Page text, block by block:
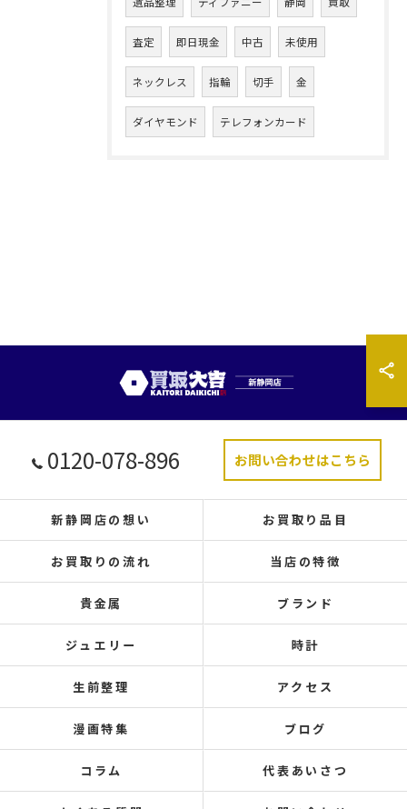
査定 即日現金 中古 未使用
ネックレス 指輪 切手 金
ダイヤモンド テレフォンカード
0120-078-896 お問い合わせはこちら
新静岡店の想い お買取り品目
お買取りの流れ 当店の特徴
貴金属 ブランド
ジュエリー 時計
生前整理 アクセス
漫画特集 ブログ
コラム 代表あいさつ